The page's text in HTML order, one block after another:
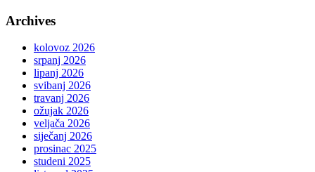
Archives
kolovoz 2026
srpanj 2026
lipanj 2026
svibanj 2026
travanj 2026
ožujak 2026
veljača 2026
siječanj 2026
prosinac 2025
studeni 2025